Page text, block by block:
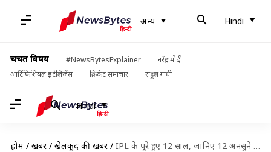
अन्य Hindi
चर्चित विषय #NewsBytesExplainer
नरेंद्र मोदी
आर्टिफिशियल इंटेलिजेंस
क्रिकेट समाचार राहुल गांधी
Hindi
होम / खबरें / खेलकूद की खबरें / IPL के पूरे हुए 12 साल, जानिए 12 अनसुने रिकार्ड्स